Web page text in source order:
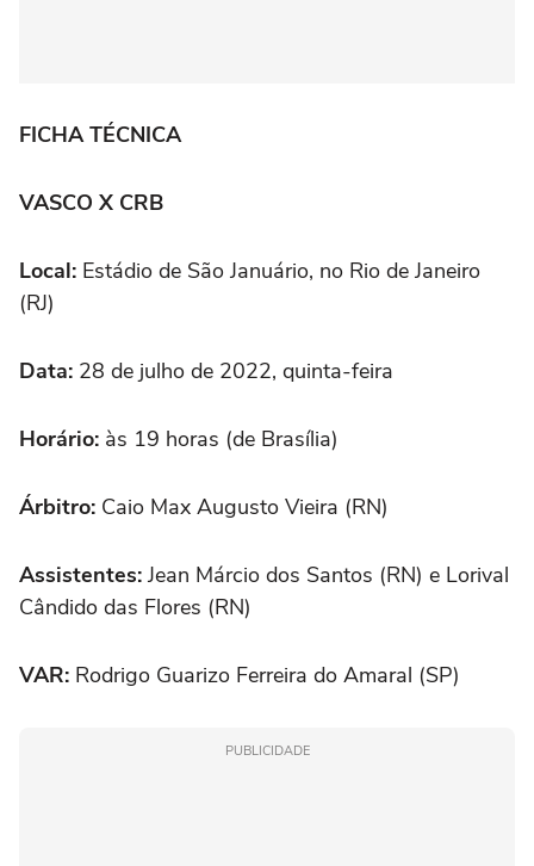
FICHA TÉCNICA
VASCO X CRB
Local: Estádio de São Januário, no Rio de Janeiro
(RJ)
Data: 28 de julho de 2022, quinta-feira
Horário: às 19 horas (de Brasília)
Árbitro: Caio Max Augusto Vieira (RN)
Assistentes: Jean Márcio dos Santos (RN) e Lorival
Cândido das Flores (RN)
VAR: Rodrigo Guarizo Ferreira do Amaral (SP)
PUBLICIDADE